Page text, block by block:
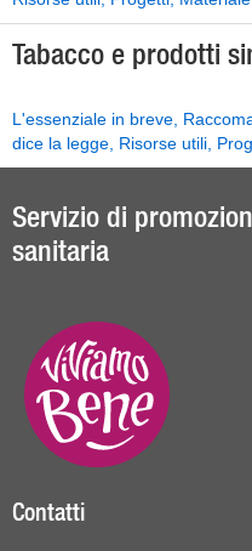
Tabacco e prodotti
L'essenziale in breve,
dice la legge, Risorse utili,
Servizio di
sanitaria
Contatti